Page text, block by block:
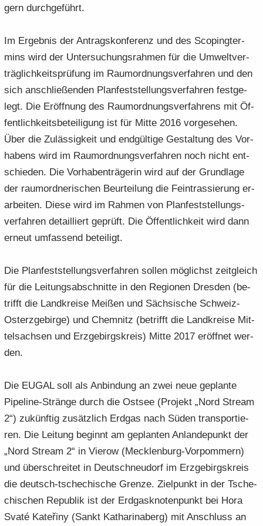
gern durch­ge­führt.
Im Er­geb­nis der An­trags­kon­fe­renz und des Scoping­ter­
mins wird der Un­ter­su­chungs­rah­men für die Um­welt­ver­
träg­lich­keits­prü­fung im Raum­ord­nungs­ver­fah­ren und den
sich an­schlie­ßen­den Plan­fest­stel­lungs­ver­fah­ren fest­ge­
legt. Die Er­öff­nung des Raum­ord­nungs­ver­fah­rens mit Öf­
fent­lich­keits­be­tei­li­gung ist für Mitte 2016 vor­ge­se­hen.
Über die Zu­läs­sig­keit und end­gül­ti­ge Ge­stal­tung des Vor­
ha­bens wird im Raum­ord­nungs­ver­fah­ren noch nicht ent­
schie­den. Die Vor­ha­ben­trä­ge­rin wird auf der Grund­la­ge
der raum­ord­ne­ri­schen Be­ur­tei­lung die Fein­tras­sie­rung er­
ar­bei­ten. Diese wird im Rah­men von Plan­fest­stel­lungs­
ver­fah­ren de­tail­liert ge­prüft. Die Öf­fent­lich­keit wird dann
er­neut um­fas­send be­tei­ligt.
Die Plan­fest­stel­lungs­ver­fah­ren sol­len mög­lichst zeit­gleich
für die Lei­tungs­ab­schnit­te in den Re­gio­nen Dres­den (be­
trifft die Land­krei­se Mei­ßen und Säch­si­sche Schweiz-​
Osterzgebirge) und Chem­nitz (be­trifft die Land­krei­se Mit­
tel­sach­sen und Erz­ge­birgs­kreis) Mitte 2017 er­öff­net wer­
den.
Die EUGAL soll als An­bin­dung an zwei neue ge­plan­te
Pipeline-​Stränge durch die Ost­see (Pro­jekt „Nord Stream
2“) zu­künf­tig zu­sätz­lich Erd­gas nach Süden trans­por­tie­
ren. Die Lei­tung be­ginnt am ge­plan­ten An­lan­de­punkt der
„Nord Stream 2“ in Vie­row (Mecklenburg-​Vorpommern)
und über­schrei­tet in Deutsch­neu­dorf im Erz­ge­birgs­kreis
die deutsch-​tschechische Gren­ze. Ziel­punkt in der Tsche­
chi­schen Re­pu­blik ist der Erd­gas­kno­ten­punkt bei Hora
Svaté Kateřiny (Sankt Ka­tha­rin­a­berg) mit An­schluss an